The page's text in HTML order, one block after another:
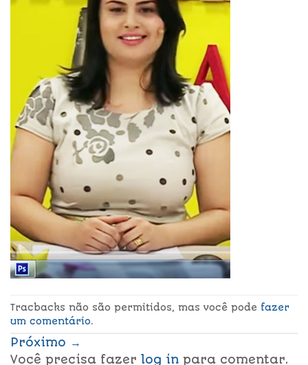
Tracbacks não são permitidos, mas você pode fazer
um comentário.
Próximo →
Você precisa fazer log in para comentar.